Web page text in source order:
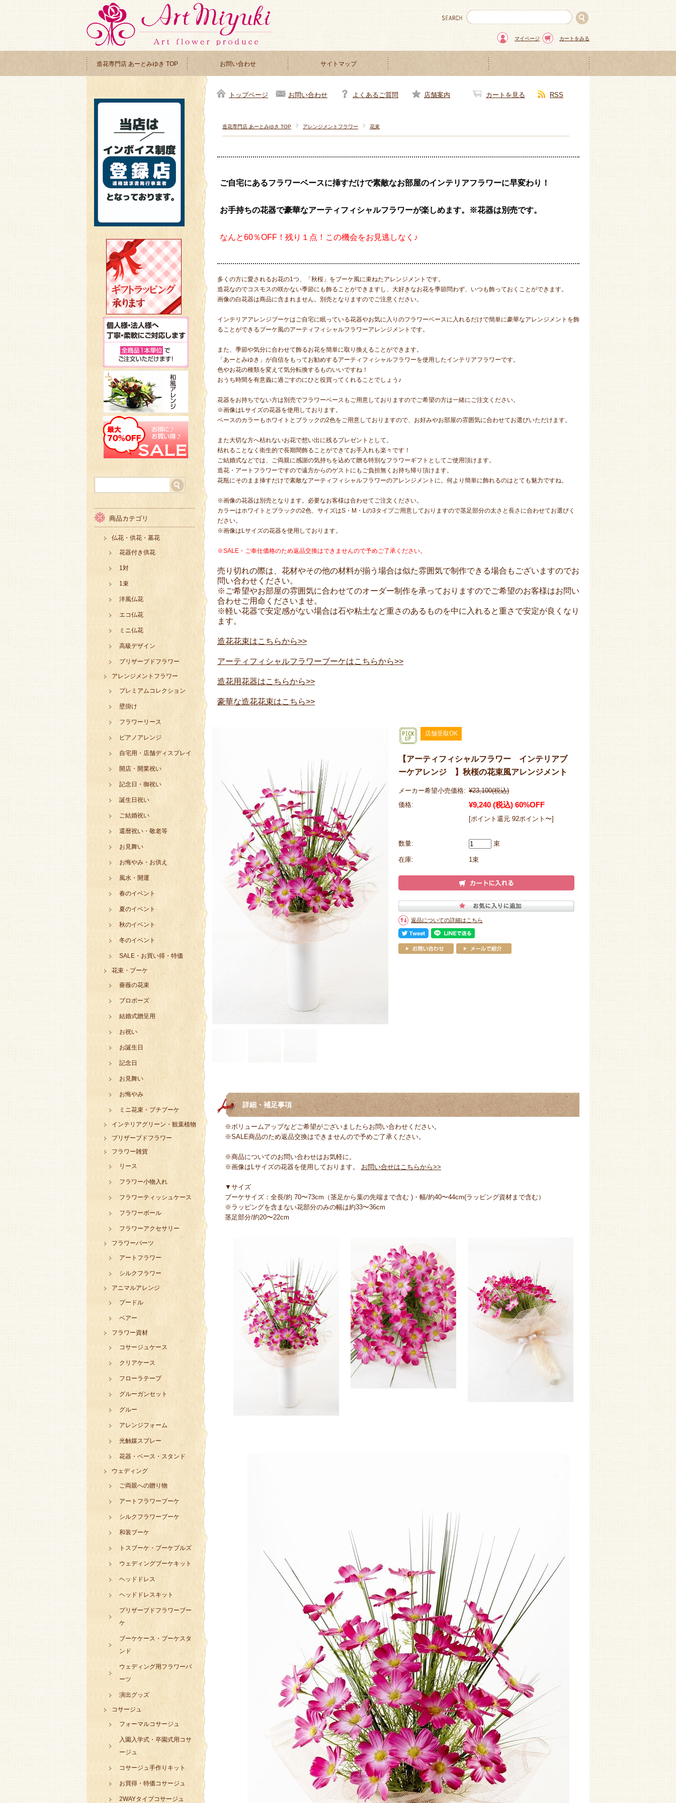
マイページ カートをみる
造花専門店 あーとみゆき TOP お問い合わせ サイトマップ
トップページ お問い合わせ よくあるご質問 店舗案内 カートを見る RSS
造花専門店 あーとみゆき TOP アレンジメントフラワー 花束
ご自宅にあるフラワーベースに挿すだけで素敵なお部屋のインテリアフラワーに早変わり！
お手持ちの花器で豪華なアーティフィシャルフラワーが楽しめます。※花器は別売です。
なんと60％OFF！残り１点！この機会をお見逃しなく♪
多くの方に愛されるお花の1つ、「秋桜」をブーケ風に束ねたアレンジメントです。
造花なのでコスモスの咲かない季節にも飾ることができますし、大好きなお花を季節問わず、いつも飾っておくことができます。
画像の白花器は商品に含まれません。別売となりますのでご注意ください。
インテリアアレンジブーケはご自宅に眠っている花器やお気に入りのフラワーベースに入れるだけで簡単に豪華なアレンジメントを飾
ることができるブーケ風のアーティフィシャルフラワーアレンジメントです。
また、季節や気分に合わせて飾るお花を簡単に取り換えることができます。
「あーとみゆき」が自信をもってお勧めするアーティフィシャルフラワーを使用したインテリアフラワーです。
色やお花の種類を変えて気分転換するものいいですね！
おうち時間を有意義に過ごすのにひと役買ってくれることでしょう♪
花器をお持ちでない方は別売でフラワーベースもご用意しておりますのでご希望の方は一緒にご注文ください。
※画像はLサイズの花器を使用しております。
ベースのカラーもホワイトとブラックの2色をご用意しておりますので、お好みやお部屋の雰囲気に合わせてお選びいただけます。
また大切な方へ枯れないお花で想い出に残るプレゼントとして。
枯れることなく衛生的で長期間飾ることができてお手入れも楽々です！
ご結婚式などでは、ご両親に感謝の気持ちを込めて贈る特別なフラワーギフトとしてご使用頂けます。
造花・アートフラワーですので遠方からのゲストにもご負担無くお持ち帰り頂けます。
花瓶にそのまま挿すだけで素敵なアーティフィシャルフラワーのアレンジメントに。何より簡単に飾れるのはとても魅力ですね。
※画像の花器は別売となります。必要なお客様は合わせてご注文ください。
カラーはホワイトとブラックの2色、サイズはS・M・Lの3タイプご用意しておりますので茎足部分の太さと長さに合わせてお選びく
ださい。
※画像はLサイズの花器を使用しております。
※SALE・ご奉仕価格のため返品交換はできませんので予めご了承ください。
売り切れの際は、花材やその他の材料が揃う場合は似た雰囲気で制作できる場合もございますのでお
問い合わせください。
※ご希望やお部屋の雰囲気に合わせてのオーダー制作を承っておりますのでご希望のお客様はお問い
合わせご用命くださいませ。
※軽い花器で安定感がない場合は石や粘土など重さのあるものを中に入れると重さで安定が良くなり
ます。
造花花束はこちらから>>
アーティフィシャルフラワーブーケはこちらから>>
造花用花器はこちらから>>
豪華な造花花束はこちら>>
店舗受取OK
【アーティフィシャルフラワー インテリアブ
ーケアレンジ 】秋桜の花束風アレンジメント
メーカー希望小売価格: ¥23,100(税込)
価格:
¥9,240 (税込) 60%OFF
[ポイント還元 92ポイント〜]
数量: 束
在庫: 1束
返品についての詳細はこちら
詳細・補足事項
※ボリュームアップなどご希望がございましたらお問い合わせください。
※SALE商品のため返品交換はできませんので予めご了承ください。
※商品についてのお問い合わせはお気軽に。
※画像はLサイズの花器を使用しております。 お問い合せはこちらから>>
▼サイズ
ブーケサイズ：全長/約 70〜73cm（茎足から葉の先端まで含む )・幅/約40〜44cm(ラッピング資材まで含む）
※ラッピングを含まない花部分のみの幅は約33〜36cm
茎足部分/約20〜22cm
商品カテゴリ
仏花・供花・墓花
花器付き供花
1対
1束
洋風仏花
エコ仏花
ミニ仏花
高級デザイン
プリザーブドフラワー
アレンジメントフラワー
プレミアムコレクション
壁掛け
フラワーリース
ピアノアレンジ
自宅用・店舗ディスプレイ
開店・開業祝い
記念日・御祝い
誕生日祝い
ご結婚祝い
還暦祝い・敬老等
お見舞い
お悔やみ・お供え
風水・開運
春のイベント
夏のイベント
秋のイベント
冬のイベント
SALE・お買い得・特価
花束・ブーケ
薔薇の花束
プロポーズ
結婚式贈呈用
お祝い
お誕生日
記念日
お見舞い
お悔やみ
ミニ花束・プチブーケ
インテリアグリーン・観葉植物
プリザーブドフラワー
フラワー雑貨
リース
フラワー小物入れ
フラワーティッシュケース
フラワーボール
フラワーアクセサリー
フラワーパーツ
アートフラワー
シルクフラワー
アニマルアレンジ
プードル
ベアー
フラワー資材
コサージュケース
クリアケース
フローラテープ
グルーガンセット
グルー
アレンジフォーム
光触媒スプレー
花器・ベース・スタンド
ウェディング
ご両親への贈り物
アートフラワーブーケ
シルクフラワーブーケ
和装ブーケ
トスブーケ・ブーケプルズ
ウェディングブーケキット
ヘッドドレス
ヘッドドレスキット
プリザーブドフラワーブー
ケ
ブーケケース・ブーケスタ
ンド
ウェディング用フラワーパ
ーツ
演出グッズ
コサージュ
フォーマルコサージュ
入園入学式・卒園式用コサ
ージュ
コサージュ手作りキット
お買得・特価コサージュ
2WAYタイプコサージュ